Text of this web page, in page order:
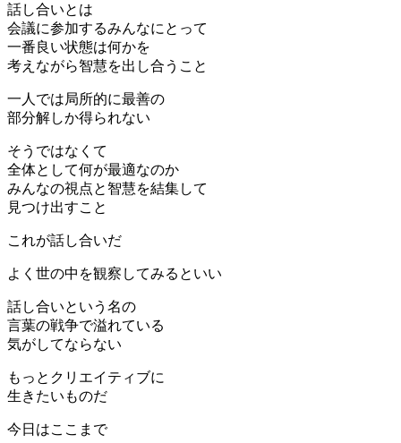
話し合いとは
会議に参加するみんなにとって
一番良い状態は何かを
考えながら智慧を出し合うこと
一人では局所的に最善の
部分解しか得られない
そうではなくて
全体として何が最適なのか
みんなの視点と智慧を結集して
見つけ出すこと
これが話し合いだ
よく世の中を観察してみるといい
話し合いという名の
言葉の戦争で溢れている
気がしてならない
もっとクリエイティブに
生きたいものだ
今日はここまで